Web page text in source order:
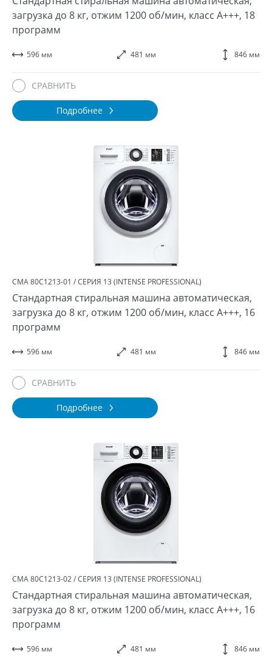
загрузка до 8 кг, отжим 1200 об/мин, класс A+++, 18
программ
596 мм 481 мм 846 мм
Подробнее
СРАВНИТЬ
СМА 80С1213-01 / СЕРИЯ 13 (INTENSE PROFESSIONAL)
Стандартная стиральная машина автоматическая,
загрузка до 8 кг, отжим 1200 об/мин, класс A+++, 16
программ
596 мм 481 мм 846 мм
Подробнее
СРАВНИТЬ
СМА 80С1213-02 / СЕРИЯ 13 (INTENSE PROFESSIONAL)
Стандартная стиральная машина автоматическая,
загрузка до 8 кг, отжим 1200 об/мин, класс A+++, 16
программ
596 мм 481 мм 846 мм